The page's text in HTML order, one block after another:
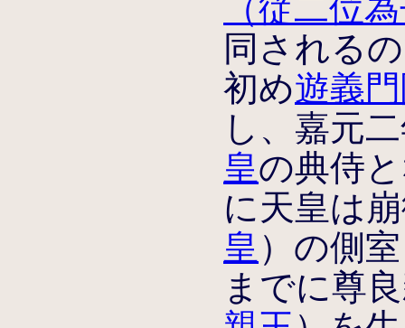
（従二位
同される
初め遊義
し、嘉元
皇の典侍
に天皇は
皇 ）の側
までに尊